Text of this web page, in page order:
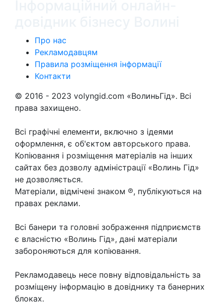
Про нас
Рекламодавцям
Правила розміщення інформації
Контакти
© 2016 - 2023 volyngid.com «ВолиньГід». Всі
права захищено.
Всі графічні елементи, включно з ідеями
оформлення, є об'єктом авторського права.
Копіювання і розміщення матеріалів на інших
сайтах без дозволу адміністрації «Волинь Гід»
не дозволяється.
Матеріали, відмічені знаком ℗, публікуються на
правах реклами.
Всі банери та головні зображення підприємств
є власністю «Волинь Гід», дані матеріали
забороняються для копіювання.
Рекламодавець несе повну відповідальність за
розміщену інформацію в довіднику та банерних
блоках.